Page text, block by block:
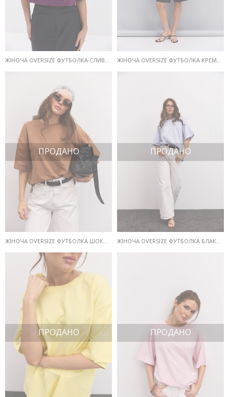
ЖІНОЧА OVERSIZE ФУТБОЛКА СЛИВОВОГО КОЛЬОРУ ЖІНОЧА OVERSIZE ФУТБОЛКА КРЕМОВОГО КОЛЬОРУ
ПРОДАНО
ЖІНОЧА OVERSIZE ФУТБОЛКА ШОКОЛАДНОГО КОЛЬОРУ
ПРОДАНО
ЖІНОЧА OVERSIZE ФУТБОЛКА БЛАКИТНОГО КОЛЬОРУ
ПРОДАНО ПРОДАНО